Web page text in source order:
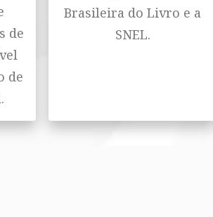
de
de
Brasileira do Livro e a
SNEL.